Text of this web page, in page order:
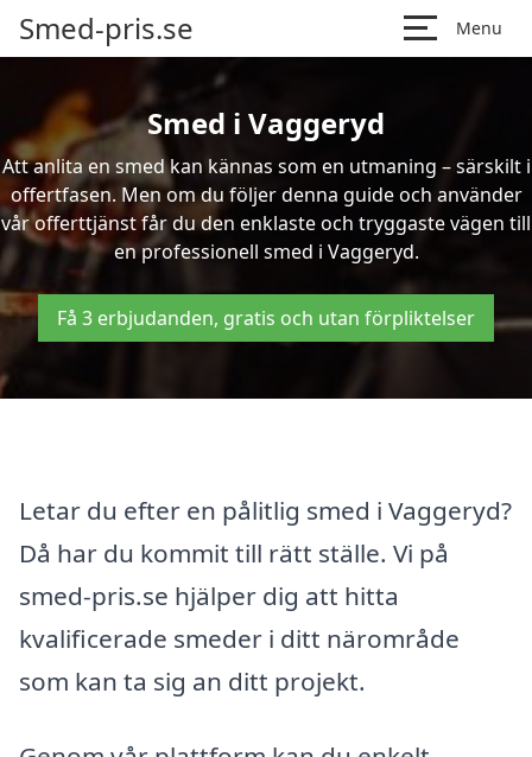
Smed-pris.se Menu
Smed i Vaggeryd
Att anlita en smed kan kännas som en utmaning – särskilt i
offertfasen. Men om du följer denna guide och använder
vår offerttjänst får du den enklaste och tryggaste vägen till
en professionell smed i Vaggeryd.
Få 3 erbjudanden, gratis och utan förpliktelser
Letar du efter en pålitlig smed i Vaggeryd?
Då har du kommit till rätt ställe. Vi på
smed-pris.se hjälper dig att hitta
kvalificerade smeder i ditt närområde
som kan ta sig an ditt projekt.